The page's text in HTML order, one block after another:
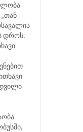
„თან
დროს.